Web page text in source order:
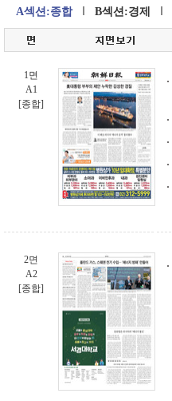
A섹션:종합 B섹션:경제
1면
A1
[종합]
2면
A2
[종합]